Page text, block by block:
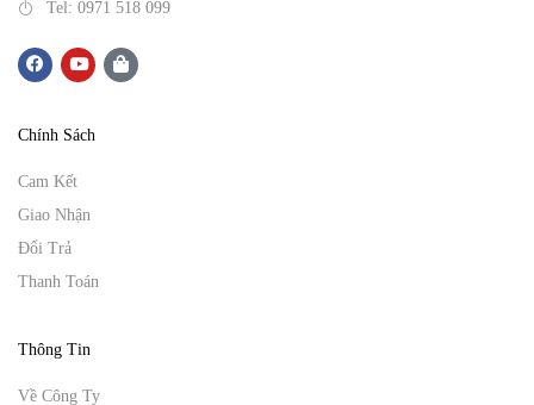
Tel: 0971 518 099
Chính Sách
Cam Kết
Giao Nhận
Đổi Trả
Thanh Toán
Thông Tin
Về Công Ty